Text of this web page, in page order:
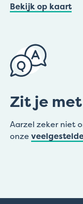
Bekijk op kaart
Zit je
Aarzel zeker niet
onze